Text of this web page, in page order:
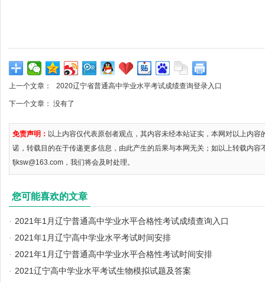
上一个文章： 2020辽宁省普通高中学业水平考试成绩查询登录入口
下一个文章： 没有了
免责声明： 以上内容仅代表原创者观点，其内容未经本站证实，本网对以上内
诺，转载目的在于传递更多信息，由此产生的后果与本网无关；如以上转载内容
fjksw@163.com，我们将会及时处理。
您可能喜欢的文章
· 2021年1月辽宁普通高中学业水平合格性考试成绩查询入口
· 2021年1月辽宁高中学业水平考试时间安排
· 2021年1月辽宁普通高中学业水平合格性考试时间安排
· 2021辽宁高中学业水平考试生物模拟试题及答案